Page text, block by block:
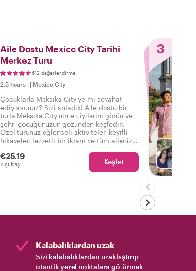
Aile Dostu Mexico City Tarihi
Merkez Turu
612 değerlendirme
2.5 hours | | Mexico City
Çocuklarla Meksika City'ye mı seyahat
ediyorsunuz? Sizi anladık! Aile dostu bir
turla Meksika City'nin en iyilerini görün ve
şehri çocuğunuzun gözünden keşfedin.
Özel turunuz eğlenceli aktiviteler, keyifli
hikayeler, lezzetli bir ikram ve tüm ailenizin
içerir.
€25.19
kişi başı Keşfet
3
Kalabalıklardan uzak
Sizi kalabalıklardan uzaklaştırıp
otantik yerel noktalara götürmek